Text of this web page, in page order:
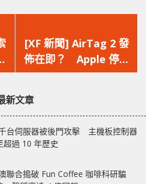
一
篇
文
[XF 新聞] AirTag 2 發
佈在即？ Apple 停產
AirTag 匙扣‧新功能
新文章
台伺服器被後門攻擊 主機板控制器
超過 10 年歷史
聯合搗破 Fun Coffee 咖啡科研騙